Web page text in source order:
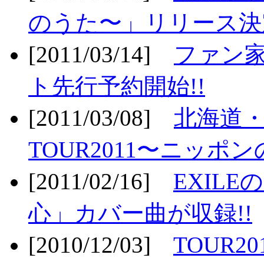
のうた〜」リリース
[2011/03/14] ファン
ト先行予約開始!!
[2011/03/08] 北海道
TOUR2011〜ニッポ
[2011/02/16] EXILE
心」カバー曲が収録!!
[2010/12/03]